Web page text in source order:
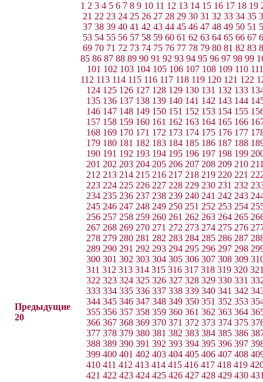
Предыдущие
20
1 2 3 4 5 6 7 8 9 10 11 12 13 14 15 16 17 18 19
21 22 23 24 25 26 27 28 29 30 31 32 33 34 35
37 38 39 40 41 42 43 44 45 46 47 48 49 50 51
53 54 55 56 57 58 59 60 61 62 63 64 65 66 67
69 70 71 72 73 74 75 76 77 78 79 80 81 82 83
85 86 87 88 89 90 91 92 93 94 95 96 97 98 99
101 102 103 104 105 106 107 108 109 110 111
112 113 114 115 116 117 118 119 120 121 122
124 125 126 127 128 129 130 131 132 133
135 136 137 138 139 140 141 142 143 144
146 147 148 149 150 151 152 153 154 155
157 158 159 160 161 162 163 164 165 166
168 169 170 171 172 173 174 175 176 177
179 180 181 182 183 184 185 186 187 188
190 191 192 193 194 195 196 197 198 199
201 202 203 204 205 206 207 208 209 210
212 213 214 215 216 217 218 219 220 221
223 224 225 226 227 228 229 230 231 232
234 235 236 237 238 239 240 241 242 243
245 246 247 248 249 250 251 252 253 254
256 257 258 259 260 261 262 263 264 265
267 268 269 270 271 272 273 274 275 276
278 279 280 281 282 283 284 285 286 287
289 290 291 292 293 294 295 296 297 298
300 301 302 303 304 305 306 307 308 309
311 312 313 314 315 316 317 318 319 320
322 323 324 325 326 327 328 329 330 331
333 334 335 336 337 338 339 340 341 342
344 345 346 347 348 349 350 351 352 353
355 356 357 358 359 360 361 362 363 364
366 367 368 369 370 371 372 373 374 375
377 378 379 380 381 382 383 384 385 386
388 389 390 391 392 393 394 395 396 397
399 400 401 402 403 404 405 406 407 408
410 411 412 413 414 415 416 417 418 419
421 422 423 424 425 426 427 428 429 430